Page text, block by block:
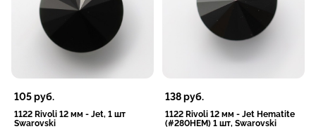
105руб.
1122 Rivoli 12 мм - Jet, 1 шт
Swarovski
138руб.
1122 Rivoli 12 мм - Jet Hematite
(#280HEM) 1 шт, Swarovski